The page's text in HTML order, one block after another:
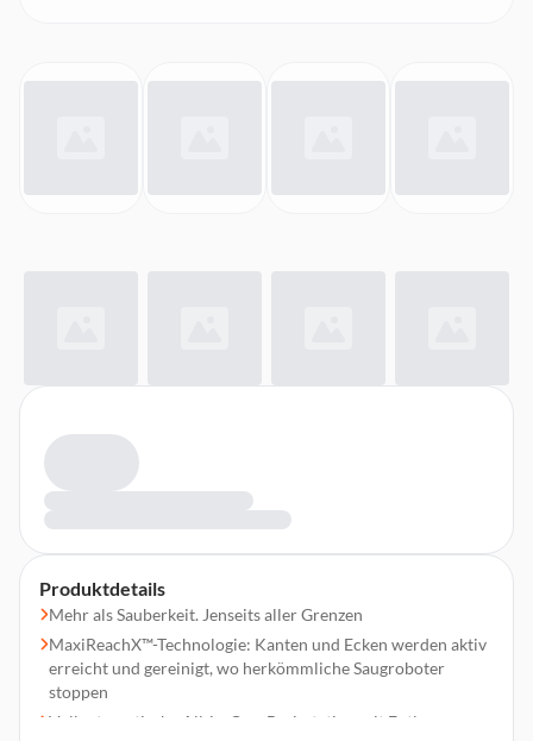
Produktdetails
Mehr als Sauberkeit. Jenseits aller Grenzen
MaxiReachX™-Technologie: Kanten und Ecken werden aktiv
erreicht und gereinigt, wo herkömmliche Saugroboter
stoppen
Vollautomatische All-in-One-Basisstation mit Entleeren,